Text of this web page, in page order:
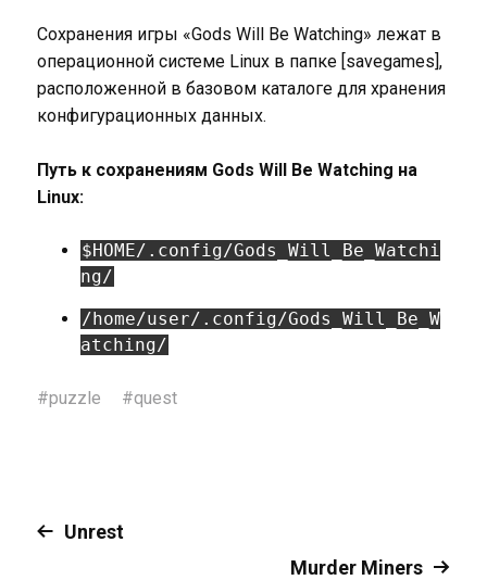
Сохранения игры «Gods Will Be Watching» лежат в
операционной системе Linux в папке [savegames],
расположенной в базовом каталоге для хранения
конфигурационных данных.
Путь к сохранениям Gods Will Be Watching на
Linux:
$HOME/.config/Gods_Will_Be_Watchi
ng/
/home/user/.config/Gods_Will_Be_W
atching/
#puzzle #quest
Unrest
Murder Miners